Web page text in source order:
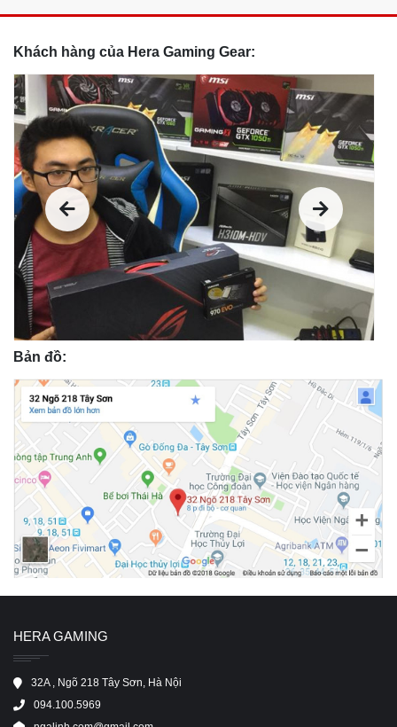
Khách hàng của Hera Gaming Gear:
Bản đồ:
HERA GAMING
32A , Ngõ 218 Tây Sơn, Hà Nội
094.100.5969